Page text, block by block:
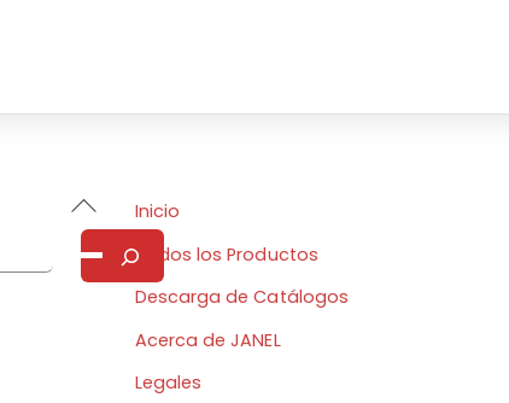
Back
To
Top
Inicio
Todos los Productos
Descarga de Catálogos
Acerca de JANEL
Legales